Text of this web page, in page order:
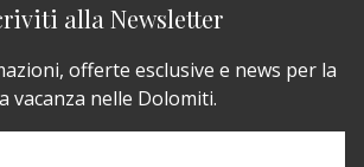
alla Newsletter
offerte esclusive e news per la
vacanza nelle Dolomiti.